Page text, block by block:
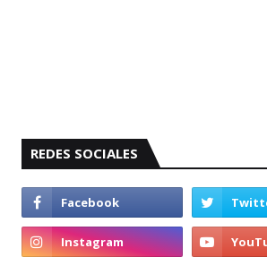
REDES SOCIALES